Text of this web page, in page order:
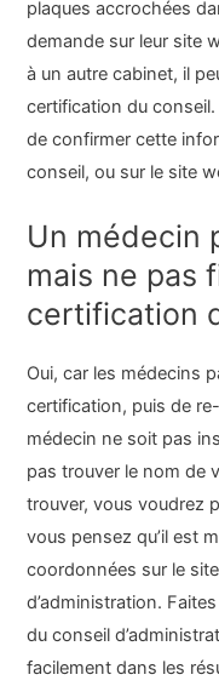
plaques accrochées
demande sur leur site
à un autre cabinet, il
certification du
de confirmer cette
conseil, ou sur le site
Un médecin
mais ne pas
certification
Oui, car les médecins
certification, puis de
médecin ne soit pas
pas trouver le nom de
trouver, vous voudrez
vous pensez qu’il est
coordonnées sur le
d’administration.
du conseil
facilement dans les